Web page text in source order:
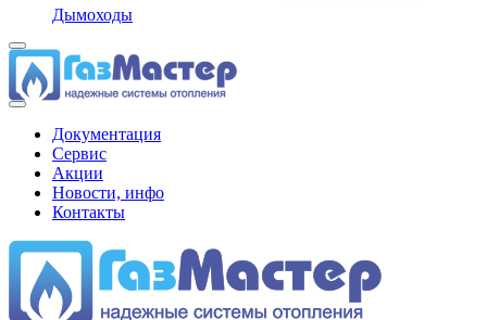
Дымоходы
Документация
Сервис
Акции
Новости, инфо
Контакты